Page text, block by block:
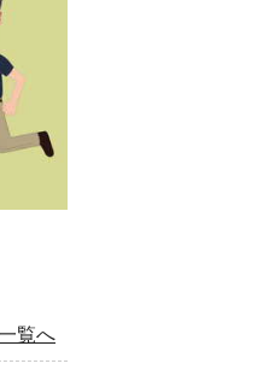
覧へ